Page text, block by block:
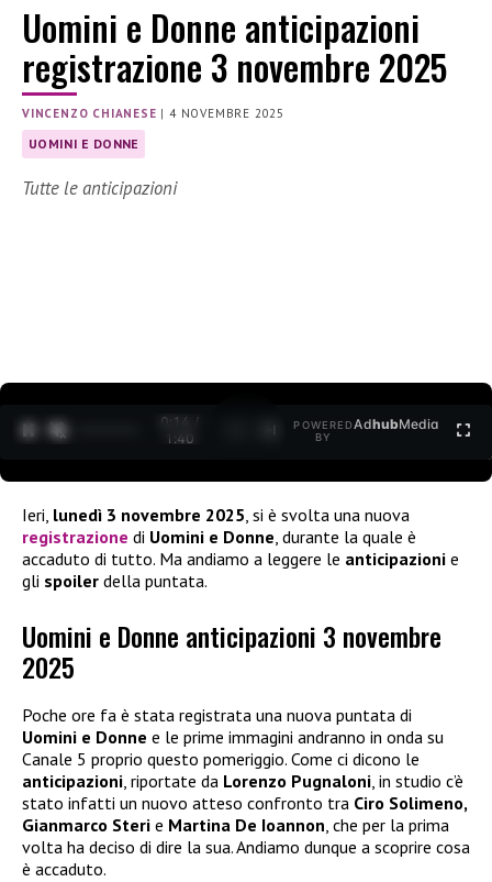
Uomini e Donne anticipazioni
registrazione 3 novembre 2025
VINCENZO CHIANESE |4 NOVEMBRE 2025
UOMINI E DONNE
Tutte le anticipazioni
0:15 /
1:40
POWERED
BY
AdhubMedia
Ieri, lunedì 3 novembre 2025 , si è svolta una nuova
registrazione di Uomini e Donne , durante la quale è
accaduto di tutto. Ma andiamo a leggere le anticipazioni e
gli spoiler della puntata.
Uomini e Donne anticipazioni 3 novembre
2025
Poche ore fa è stata registrata una nuova puntata di
Uomini e Donne e le prime immagini andranno in onda su
Canale 5 proprio questo pomeriggio. Come ci dicono le
anticipazioni, riportate da Lorenzo Pugnaloni, in studio c’è
stato infatti un nuovo atteso confronto tra Ciro Solimeno,
Gianmarco Steri e Martina De Ioannon, che per la prima
volta ha deciso di dire la sua. Andiamo dunque a scoprire cosa
è accaduto.